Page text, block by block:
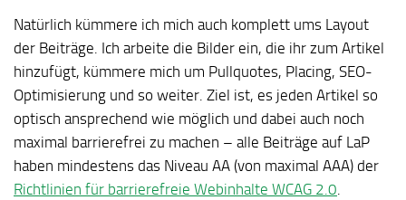
Natürlich kümmere ich mich auch komplett ums Layout
der Beiträge. Ich arbeite die Bilder ein, die ihr zum Artikel
hinzufügt, kümmere mich um Pullquotes, Placing, SEO-
Optimisierung und so weiter. Ziel ist, es jeden Artikel so
optisch ansprechend wie möglich und dabei auch noch
maximal barrierefrei zu machen – alle Beiträge auf LaP
haben mindestens das Niveau AA (von maximal AAA) der
Richtlinien für barrierefreie Webinhalte WCAG 2.0.